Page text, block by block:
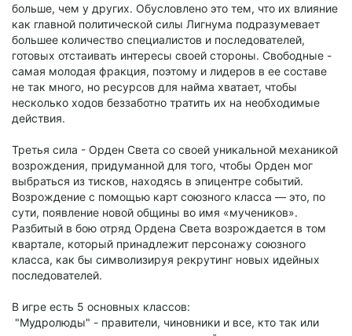
больше, чем у других. Обусловлено это тем, что их влияние
как главной политической силы Лигнума подразумевает
большее количество специалистов и последователей,
готовых отстаивать интересы своей стороны. Свободные -
самая молодая фракция, поэтому и лидеров в ее составе
не так много, но ресурсов для найма хватает, чтобы
несколько ходов беззаботно тратить их на необходимые
действия.
Третья сила - Орден Света со своей уникальной механикой
возрождения, придуманной для того, чтобы Орден мог
выбраться из тисков, находясь в эпицентре событий.
Возрождение с помощью карт союзного класса — это, по
сути, появление новой общины во имя «мучеников».
Разбитый в бою отряд Ордена Света возрождается в том
квартале, который принадлежит персонажу союзного
класса, как бы символизируя рекрутинг новых идейных
последователей.
В игре есть 5 основных классов:
"Мудролюды" - правители, чиновники и все, кто так или